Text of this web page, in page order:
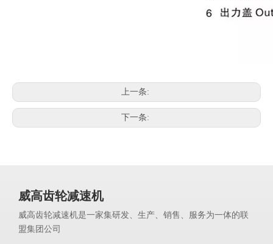
上一条:
下一条:
威高齿轮减速机
威高齿轮减速机是一家集研发、生产、销售、服务为一体的联
盟集团公司